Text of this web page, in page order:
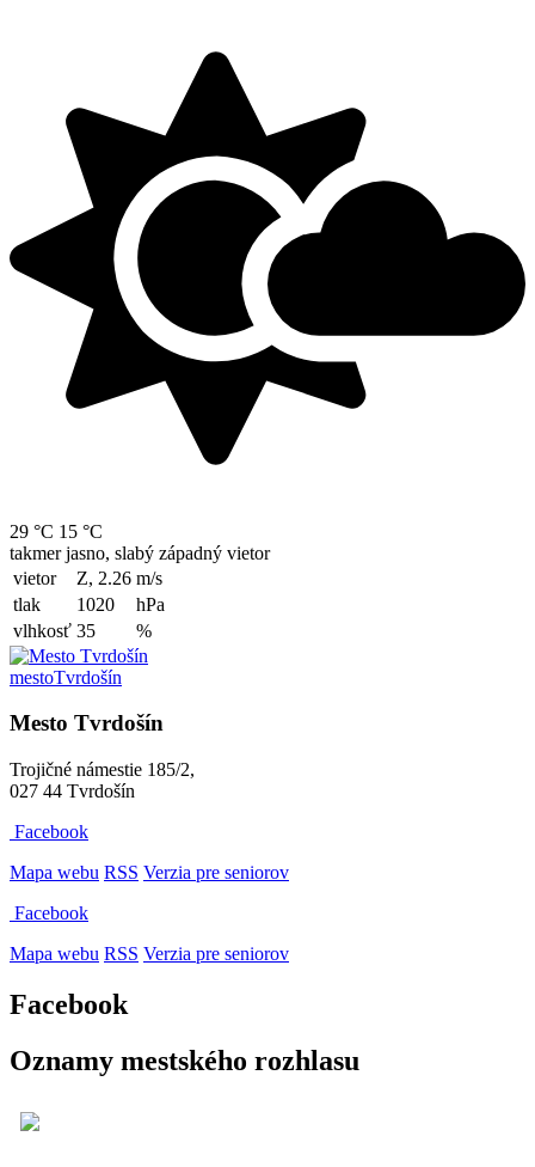
29 °C 15 °C
takmer jasno, slabý západný vietor
vietor
Z, 2.26 m/s
tlak
1020
hPa
vlhkosť 35 %
mestoTvrdošín
Mesto Tvrdošín
Trojičné námestie 185/2,
027 44 Tvrdošín
Facebook
Mapa webu RSS Verzia pre seniorov
Facebook
Mapa webu RSS Verzia pre seniorov
Facebook
Oznamy mestského rozhlasu